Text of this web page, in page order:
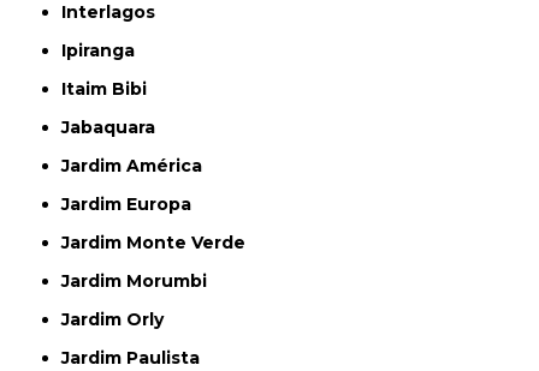
Interlagos
Ipiranga
Itaim Bibi
Jabaquara
Jardim América
Jardim Europa
Jardim Monte Verde
Jardim Morumbi
Jardim Orly
Jardim Paulista